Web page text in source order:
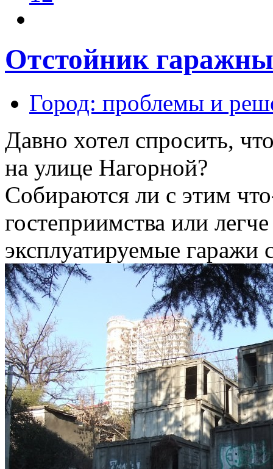
Отстойник
Город: проблемы и
Давно хотел спросить,
на улице Нагорной?
Собираются ли с этим
гостеприимства или
эксплуатируемые гаражи